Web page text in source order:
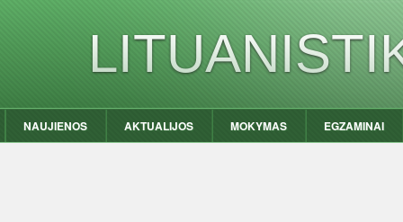
NAUJIENOS AKTUALIJOS MOKYMAS EGZAMINAI